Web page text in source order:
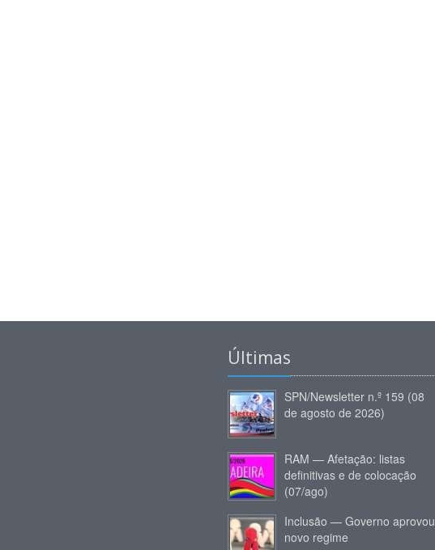
Últimas
SPN/Newsletter n.º 159 (08
de agosto de 2026)
RAM — Afetação: listas
definitivas e de colocação
(07/ago)
Inclusão — Governo aprovou
novo regime